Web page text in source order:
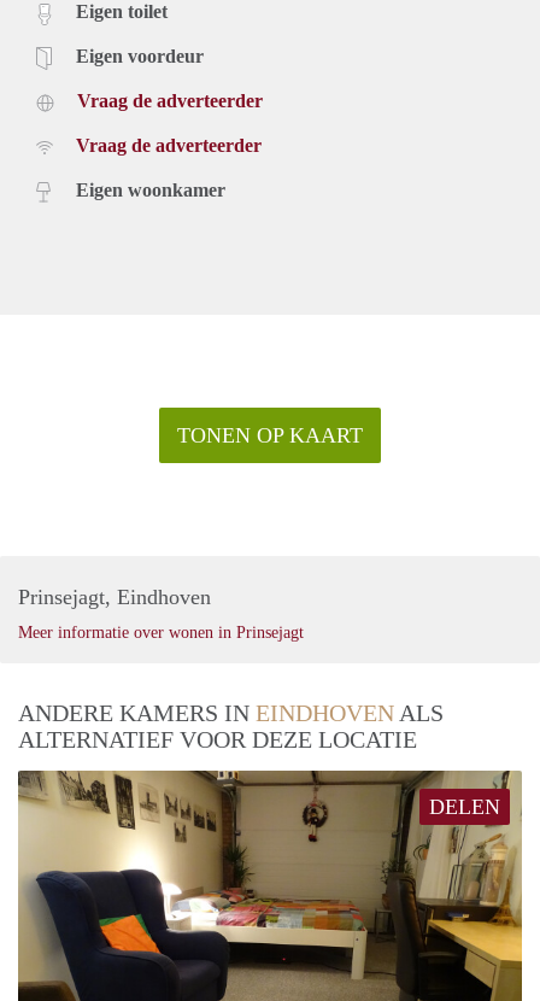
Eigen toilet
Eigen voordeur
Vraag de adverteerder
Vraag de adverteerder
Eigen woonkamer
TONEN OP KAART
Prinsejagt, Eindhoven
Meer informatie over wonen in Prinsejagt
ANDERE KAMERS IN EINDHOVEN ALS
ALTERNATIEF VOOR DEZE LOCATIE
DELEN